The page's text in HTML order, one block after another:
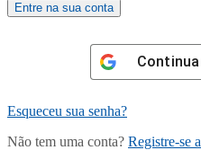
Esqueceu sua senha?
Não tem uma conta? Registre-se